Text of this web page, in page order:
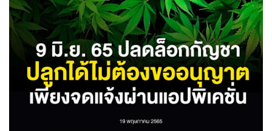
• MGR Live
• Infographic
การเมือง
ท่องเที่ยว
ต่างประเทศ